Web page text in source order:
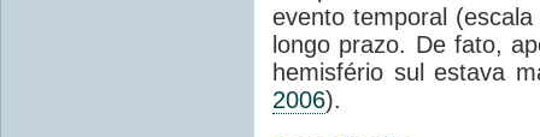
evento temporal
longo prazo. De fato,
hemisfério sul
estava
2006).